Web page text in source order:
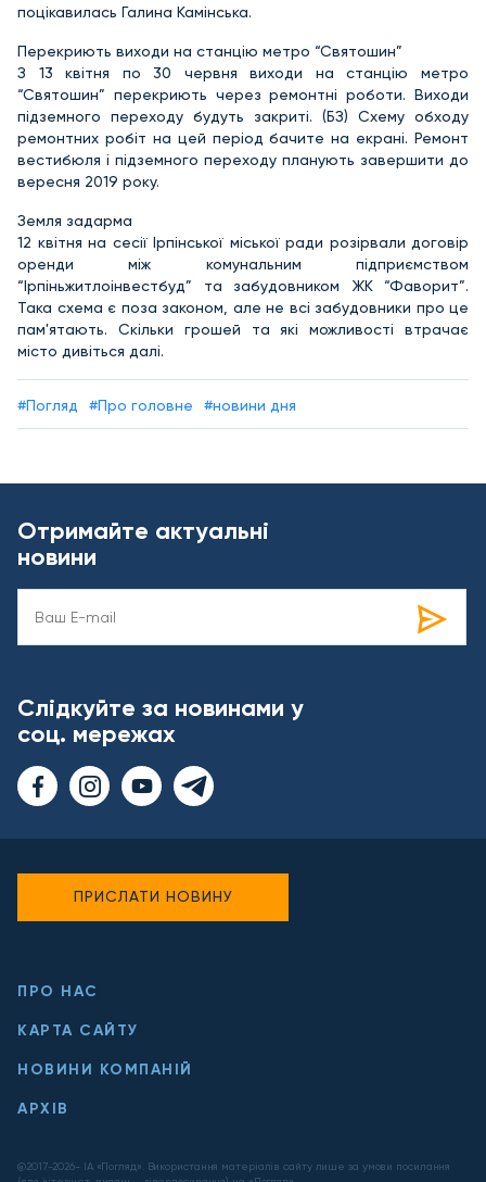
поцікавилась Галина Камінська.
Перекриють виходи на станцію метро “Святошин”
З 13 квітня по 30 червня виходи на станцію метро
“Святошин” перекриють через ремонтні роботи. Виходи
підземного переходу будуть закриті. (БЗ) Схему обходу
ремонтних робіт на цей період бачите на екрані. Ремонт
вестибюля і підземного переходу планують завершити до
вересня 2019 року.
Земля задарма
12 квітня на сесії Ірпінської міської ради розірвали договір
оренди між комунальним підприємством
“Ірпіньжитлоінвестбуд” та забудовником ЖК “Фаворит”.
Така схема є поза законом, але не всі забудовники про це
пам'ятають. Скільки грошей та які можливості втрачає
місто дивіться далі.
#Погляд #Про головне #новини дня
Отримайте актуальні
новини
Слідкуйте за новинами у
соц. мережах
ПРО НАС
КАРТА САЙТУ
НОВИНИ КОМПАНІЙ
АРХІВ
@2017-2026- ІА «Погляд». Використання матеріалів сайту лише за умови посилання
ПРИСЛАТИ НОВИНУ